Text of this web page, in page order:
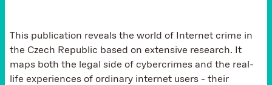
This publication reveals the world of Internet crime in
the Czech Republic based on extensive research. It
maps both the legal side of cybercrimes and the real-
life experiences of ordinary internet users - their